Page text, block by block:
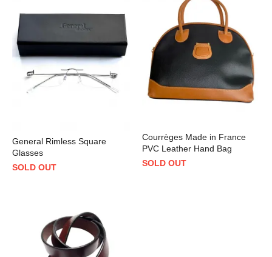
General Rimless Square
Glasses
SOLD OUT
Courrèges Made in France
PVC Leather Hand Bag
SOLD OUT